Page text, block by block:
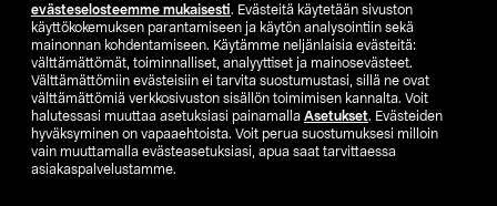
evästeselosteemme mukaisesti. Evästeitä käytetään sivuston
käyttökokemuksen parantamiseen ja käytön analysointiin sekä
mainonnan kohdentamiseen. Käytämme neljänlaisia evästeitä:
välttämättömät, toiminnalliset, analyyttiset ja mainosevästeet.
Välttämättömiin evästeisiin ei tarvita suostumustasi, sillä ne ovat
välttämättömiä verkkosivuston sisällön toimimisen kannalta. Voit
halutessasi muuttaa asetuksiasi painamalla Asetukset. Evästeiden
hyväksyminen on vapaaehtoista. Voit perua suostumuksesi milloin
vain muuttamalla evästeasetuksiasi, apua saat tarvittaessa
asiakaspalvelustamme.
SE NO FI
FI SV